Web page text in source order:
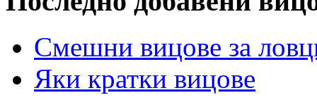
Смешни вицове за
Яки кратки вицове